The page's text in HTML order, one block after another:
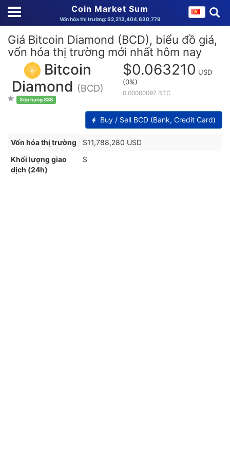
Coin Market Sum
Vốn hóa thị trường: $2,213,404,630,779
Giá Bitcoin Diamond (BCD), biểu đồ giá,
vốn hóa thị trường mới nhất hôm nay
Bitcoin
Diamond (BCD)
Xếp hạng 838
$0.063210 USD
(0%)
0.00000097 BTC
Buy / Sell BCD (Bank, Credit Card)
Vốn hóa thị trường
$11,788,280 USD
Khối lượng giao
dịch (24h)
$